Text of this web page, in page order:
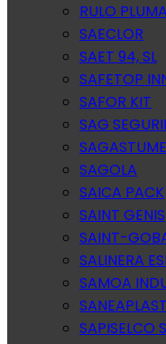
RULO PLUMA
SAECLOR
SAET 94, SL
SAFETOP
SAFOR KIT
SAG
SAGOLA
SAICA PACK
SAINT GENIS
SAINT-
SALINERA
SAMOA
SAPISELCO